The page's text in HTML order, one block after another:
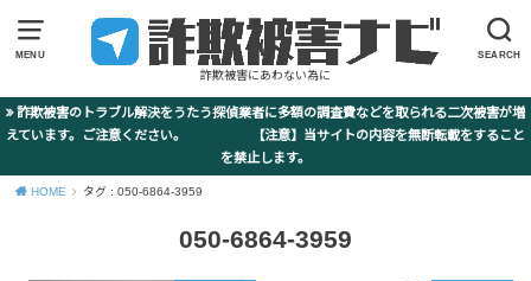
MENU SEARCH
詐欺被害にあわない為に
詐欺被害のトラブル解決をうたう探偵業者に多額の調査費などを取られる二次被害が増
えています。ご注意ください。 【注意】当サイトの内容を無断転載をすること
を禁止します。
HOME タグ : 050-6864-3959
050-6864-3959